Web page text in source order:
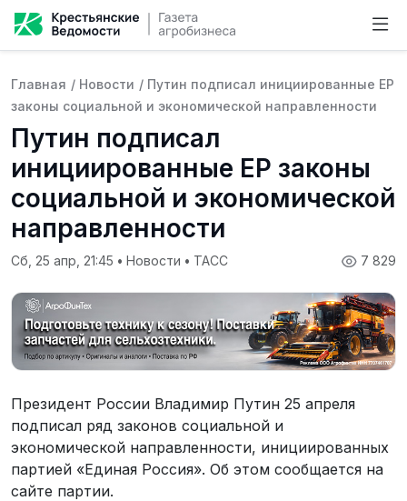
Главная / Новости / Путин подписал инициированные ЕР
законы социальной и экономической направленности
Путин подписал
инициированные ЕР законы
социальной и экономической
направленности
7 829
Сб, 25 апр, 21:45 • Новости • ТАСС
Президент России Владимир Путин 25 апреля
подписал ряд законов социальной и
экономической направленности, инициированных
партией «Единая Россия». Об этом сообщается на
сайте партии.